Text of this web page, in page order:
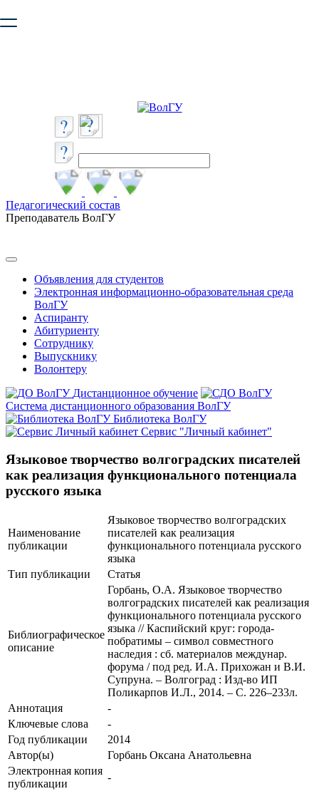
безопасную работу с сайтом. Пожалуйста
Педагогический состав
Преподаватель ВолГУ
Объявления для студентов
Электронная информационно-образовательная среда
ВолГУ
Аспиранту
Абитуриенту
Сотруднику
Выпускнику
Волонтеру
Дистанционное обучение
Система дистанционного образования ВолГУ
Библиотека ВолГУ
Сервис "Личный кабинет"
Языковое творчество волгоградских писателей
как реализация функционального потенциала
русского языка
Наименование
публикации
Языковое творчество волгоградских
писателей как реализация
функционального потенциала русского
языка
Тип публикации
Статья
Библиографическое
описание
Горбань, О.А. Языковое творчество
волгоградских писателей как реализация
функционального потенциала русского
языка // Каспийский круг: города-
побратимы – символ совместного
наследия : сб. материалов междунар.
форума / под ред. И.А. Прихожан и В.И.
Супруна. – Волгоград : Изд-во ИП
Поликарпов И.Л., 2014. – С. 226–233л.
Аннотация
-
Ключевые cлова
-
Год публикации
2014
Автор(ы)
Горбань Оксана Анатольевна
Электронная копия
публикации
-